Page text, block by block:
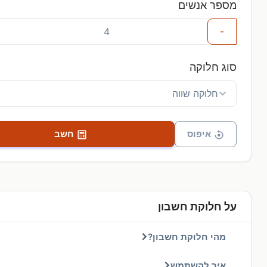
מספר אנשים
-
סוג חלוקה
איפוס חשב
על חלוקת חשבון
מהי חלוקת חשבון?